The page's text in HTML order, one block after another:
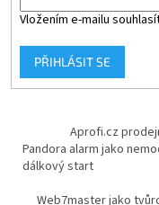
Vložením e-mailu
PŘIHLÁSIT SE
Aprofi.cz
Pandora alarm jako
dálkový start
Web7master jako